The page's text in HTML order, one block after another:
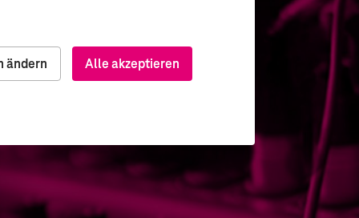
Alle akzeptieren
ändern